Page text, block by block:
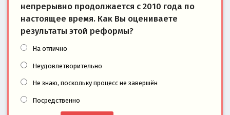
непрерывно продолжается с 2010 года по
настоящее время. Как Вы оцениваете
результаты этой реформы?
На отлично
Неудовлетворительно
Не знаю, поскольку процесс не завершён
Посредственно